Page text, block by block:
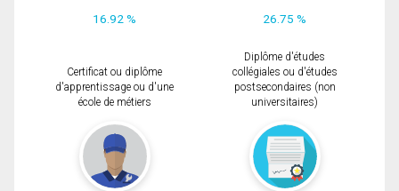
16.92 % 26.75 %
Certificat ou diplôme
d'apprentissage ou d'une
école de métiers
Diplôme d'études
collégiales ou d'études
postsecondaires (non
universitaires)